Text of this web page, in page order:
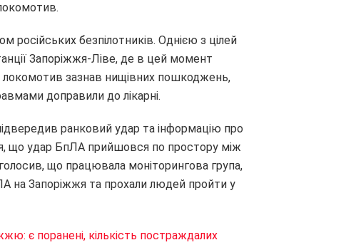
російських безпілотників. Однією з цілей
Запоріжжя-Ліве, де в цей момент
локомотив зазнав нищівних пошкоджень,
доправили до лікарні.
ранковий удар та інформацію про
що удар БпЛА прийшовся по простору між
що працювала моніторингова група,
на Запоріжжя та прохали людей пройти у
є поранені, кількість постраждалих